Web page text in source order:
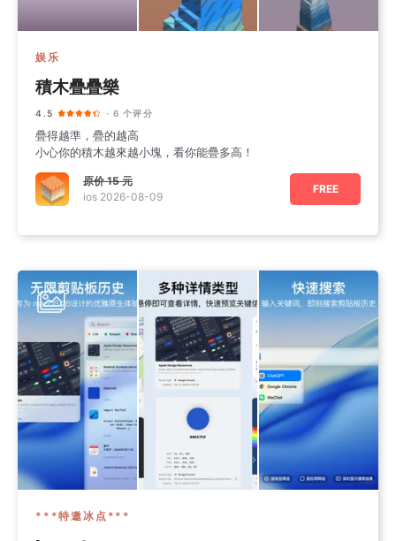
娱乐
積木疊疊樂
4.5 · 6 个评分
疊得越準，疊的越高
小心你的積木越來越小塊，看你能疊多高！
原价15 元
ios 2026-08-09
FREE
***特邀冰点***